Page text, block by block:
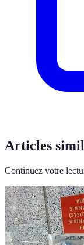
Articles
Continuez votre